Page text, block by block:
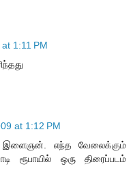
1:11 PM
at 1:12 PM
இளைஞன். எந்த வேலைக்கும்
ரூபாயில் ஒரு திரைப்படம்